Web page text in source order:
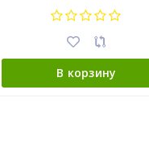
В корзину